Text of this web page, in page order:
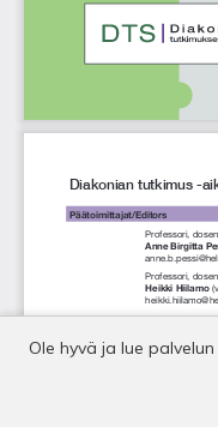
Ole hyvä ja lue palvelun